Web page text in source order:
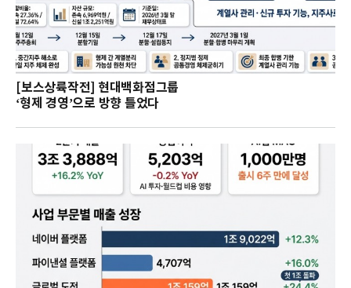
[보스상륙작전] 현대백화점그룹
‘형제 경영’으로 방향 틀었다